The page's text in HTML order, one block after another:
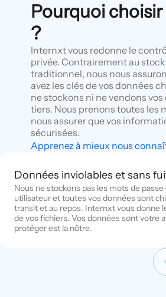
Pourquoi
?
Internxt vous redonne le
privée. Contrairement au
traditionnel, nous nous
avez les clés de vos données
ne stockons ni ne vendons vos
tiers. Nous prenons toutes les
nous assurer que vos
sécurisées.
Apprenez à mieux nous
Données inviolables et sans
Nous ne stockons pas les mots de
utilisateur et toutes vos données sont
transit et au repos. Internxt vous donne
de vos fichiers. Vos données sont votre
protéger est la nôtre.